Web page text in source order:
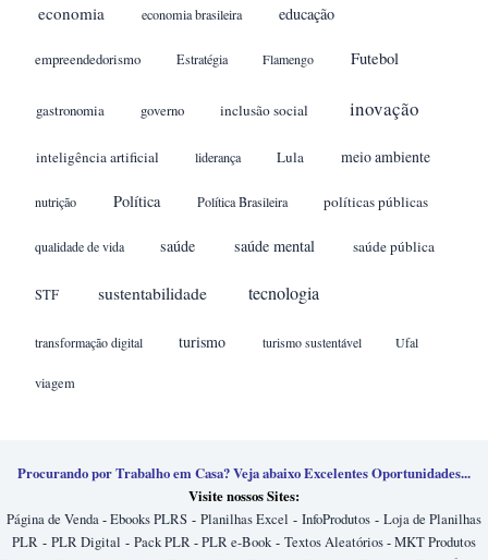
economia economia brasileira educação
empreendedorismo Estratégia Flamengo Futebol
gastronomia governo inclusão social inovação
inteligência artificial liderança Lula meio ambiente
nutrição Política Política Brasileira políticas públicas
qualidade de vida saúde saúde mental saúde pública
STF sustentabilidade tecnologia
transformação digital turismo turismo sustentável Ufal
viagem
Procurando por Trabalho em Casa? Veja abaixo Excelentes Oportunidades...
Visite nossos Sites:
Página de Venda-Ebooks PLRS - Planilhas Excel - InfoProdutos - Loja de Planilhas
PLR - PLR Digital - Pack PLR-PLR e-Book- Textos Aleatórios-MKT Produtos